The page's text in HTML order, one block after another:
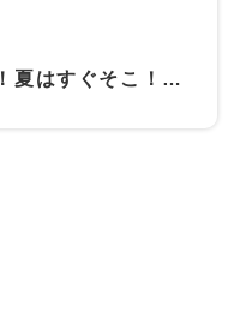
☀️6月突入！夏はすぐそこ！今がスタートのタイミング💥